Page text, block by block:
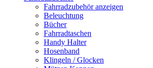
Fahrradzubehör anzeigen
Beleuchtung
Bücher
Fahrradtaschen
Handy Halter
Hosenband
Klingeln / Glocken